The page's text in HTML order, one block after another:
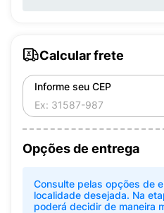
Calcular frete
Informe seu CEP
Opções de entrega
Consulte pelas opções de
localidade desejada. Na
poderá decidir de maneira